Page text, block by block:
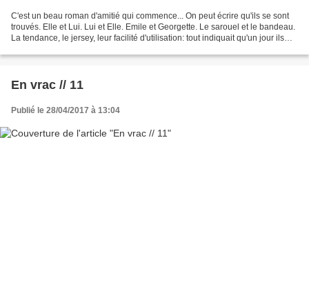
C'est un beau roman d'amitié qui commence... On peut écrire qu'ils se sont
trouvés. Elle et Lui. Lui et Elle. Emile et Georgette. Le sarouel et le bandeau.
La tendance, le jersey, leur facilité d'utilisation: tout indiquait qu'un jour ils
En vrac // 11
Publié le 28/04/2017 à 13:04